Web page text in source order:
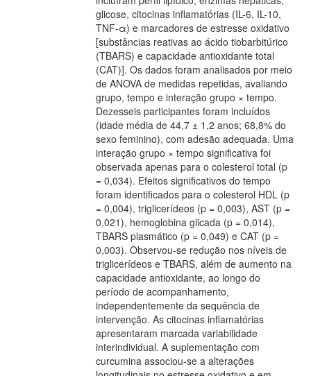
glicose, citocinas inflamatórias (IL-6, IL-10,
TNF-α) e marcadores de estresse oxidativo
[substâncias reativas ao ácido tiobarbitúrico
(TBARS) e capacidade antioxidante total
(CAT)]. Os dados foram analisados por meio
de ANOVA de medidas repetidas, avaliando
grupo, tempo e interação grupo × tempo.
Dezesseis participantes foram incluídos
(idade média de 44,7 ± 1,2 anos; 68,8% do
sexo feminino), com adesão adequada. Uma
interação grupo × tempo significativa foi
observada apenas para o colesterol total (p
= 0,034). Efeitos significativos do tempo
foram identificados para o colesterol HDL (p
= 0,004), triglicerídeos (p = 0,003), AST (p =
0,021), hemoglobina glicada (p = 0,014),
TBARS plasmático (p = 0,049) e CAT (p =
0,003). Observou-se redução nos níveis de
triglicerídeos e TBARS, além de aumento na
capacidade antioxidante, ao longo do
período de acompanhamento,
independentemente da sequência de
intervenção. As citocinas inflamatórias
apresentaram marcada variabilidade
interindividual. A suplementação com
curcumina associou-se a alterações